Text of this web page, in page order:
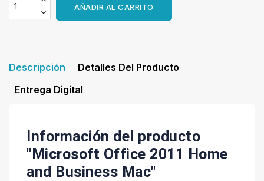
AÑADIR AL CARRITO
Descripción
Detalles Del Producto
Entrega Digital
Información del producto
"Microsoft Office 2011 Home
and Business Mac"